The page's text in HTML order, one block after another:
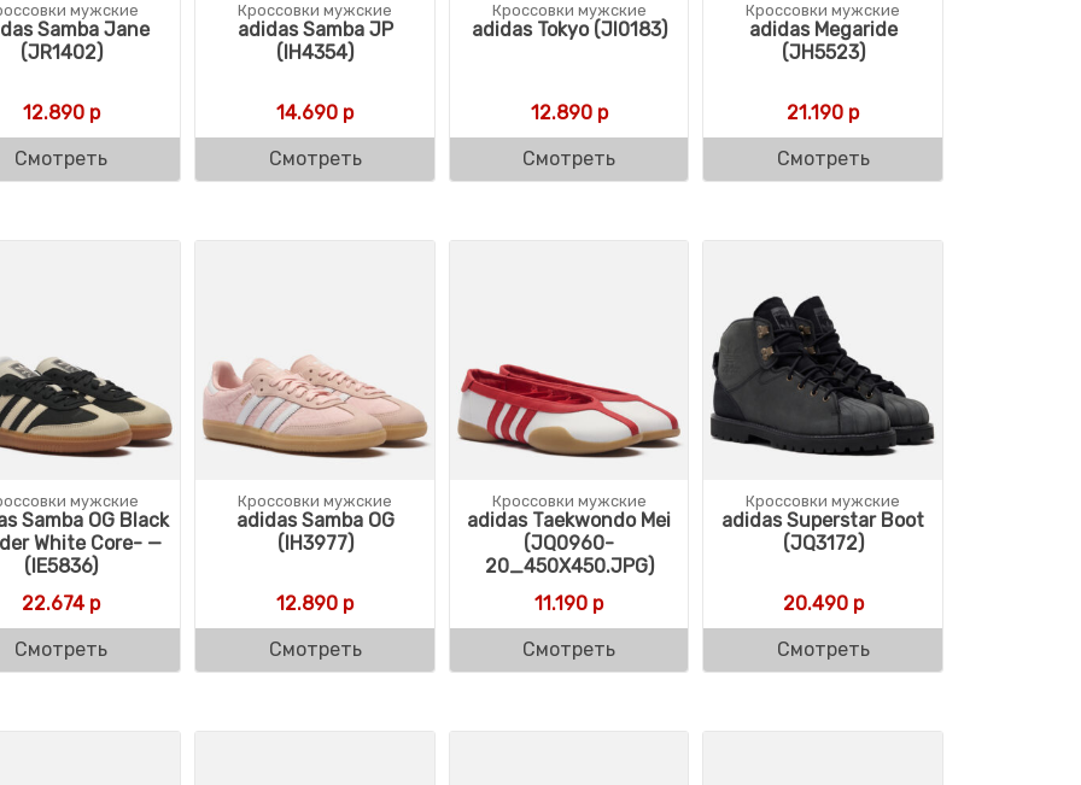
мужские
Samba Jane
(JR1402)
12.890р
Смотреть
Кроссовки мужские
adidas Samba JP
(IH4354)
14.690 р
Смотреть
Кроссовки мужские
adidas Tokyo (JI0183)
12.890р
Смотреть
Кроссовки мужские
adidas Megaride
(JH5523)
21.190 р
Смотреть
мужские
Samba OG Black
White Core- —
(IE5836)
22.674р
Смотреть
Кроссовки мужские
adidas Samba OG
(IH3977)
12.890 р
Смотреть
Кроссовки мужские
adidas Taekwondo Mei
(JQ0960-
20_450X450.JPG)
11.190 р
Смотреть
Кроссовки мужские
adidas Superstar Boot
(JQ3172)
20.490р
Смотреть